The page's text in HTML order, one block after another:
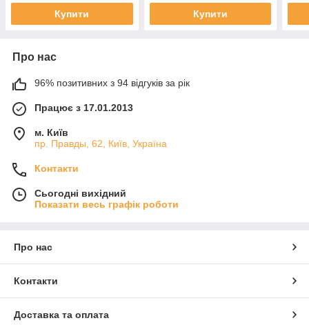
Купити Купити
Про нас
96% позитивних з 94 відгуків за рік
Працює з 17.01.2013
м. Київ
пр. Правды, 62, Київ, Україна
Контакти
Сьогодні вихідний
Показати весь графік роботи
Про нас
Контакти
Доставка та оплата